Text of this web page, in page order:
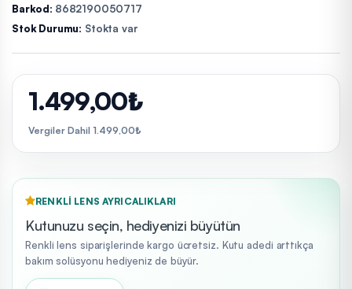
Barkod: 8682190050717
Stok Durumu: Stokta var
1.499,00₺
Vergiler Dahil 1.499,00₺
RENKLI LENS AYRICALIKLARI
Kutunuzu seçin, hediyenizi büyütün
Renkli lens siparişlerinde kargo ücretsiz. Kutu adedi arttıkça
bakım solüsyonu hediyeniz de büyür.